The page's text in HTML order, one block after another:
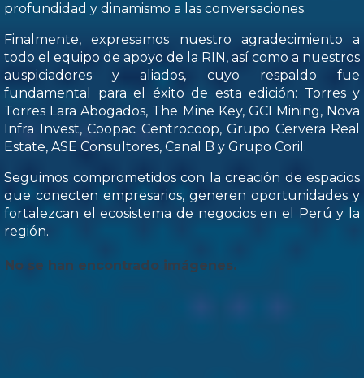
profundidad y dinamismo a las conversaciones.
Finalmente, expresamos nuestro agradecimiento a
todo el equipo de apoyo de la RIN, así como a nuestros
auspiciadores y aliados, cuyo respaldo fue
fundamental para el éxito de esta edición: Torres y
Torres Lara Abogados, The Mine Key, GCI Mining, Nova
Infra Invest, Coopac Centrocoop, Grupo Cervera Real
Estate, ASE Consultores, Canal B y Grupo Coril.
Seguimos comprometidos con la creación de espacios
que conecten empresarios, generen oportunidades y
fortalezcan el ecosistema de negocios en el Perú y la
región.
No se han encontrado imágenes.